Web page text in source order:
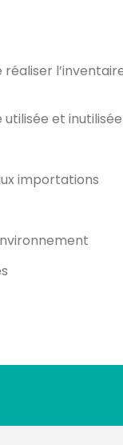
et inutilisée
importations